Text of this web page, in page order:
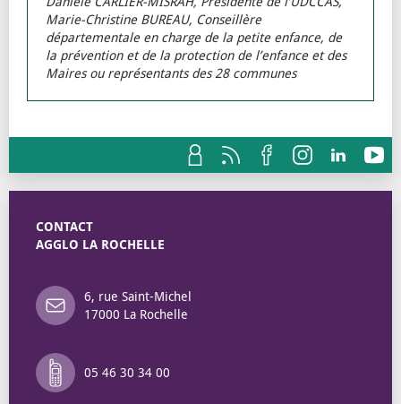
Marie-Christine BUREAU, Conseillère
départementale en charge de la petite enfance, de
la prévention et de la protection de l’enfance et des
Maires ou représentants des 28 communes
CONTACT
AGGLO LA ROCHELLE
6, rue Saint-Michel
17000 La Rochelle
05 46 30 34 00